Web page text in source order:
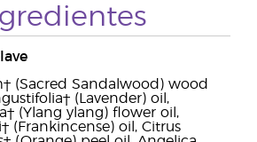
(Sacred Sandalwood) wood
(Lavender) oil,
(Ylang ylang) flower oil,
(Frankincense) oil, Citrus